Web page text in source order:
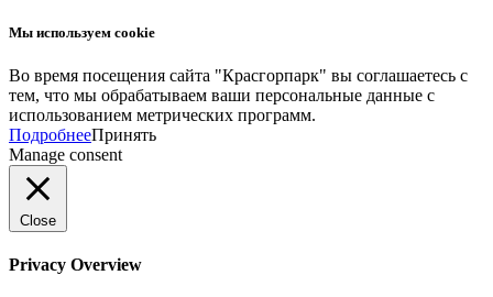
Мы используем cookie
Во время посещения сайта "Красгорпарк" вы соглашаетесь с
тем, что мы обрабатываем ваши персональные данные с
использованием метрических программ.
ПодробнееПринять
Manage consent
Close
Privacy Overview